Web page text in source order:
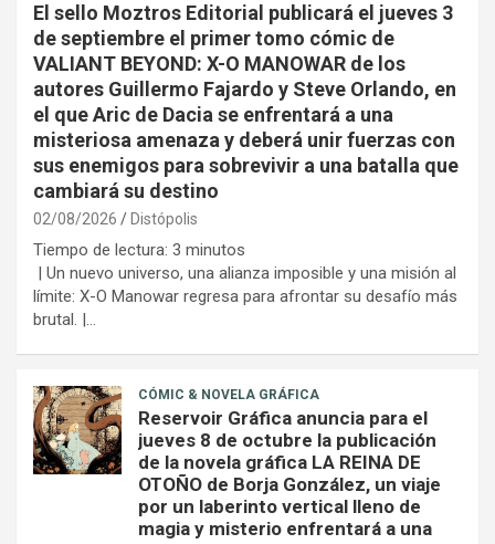
El sello Moztros Editorial publicará el jueves 3
de septiembre el primer tomo cómic de
VALIANT BEYOND: X-O MANOWAR de los
autores Guillermo Fajardo y Steve Orlando, en
el que Aric de Dacia se enfrentará a una
misteriosa amenaza y deberá unir fuerzas con
sus enemigos para sobrevivir a una batalla que
cambiará su destino
02/08/2026 Distópolis
Tiempo de lectura: 3 minutos
| Un nuevo universo, una alianza imposible y una misión al
límite: X-O Manowar regresa para afrontar su desafío más
brutal. |…
CÓMIC & NOVELA GRÁFICA
Reservoir Gráfica anuncia para el
jueves 8 de octubre la publicación
de la novela gráfica LA REINA DE
OTOÑO de Borja González, un viaje
por un laberinto vertical lleno de
magia y misterio enfrentará a una